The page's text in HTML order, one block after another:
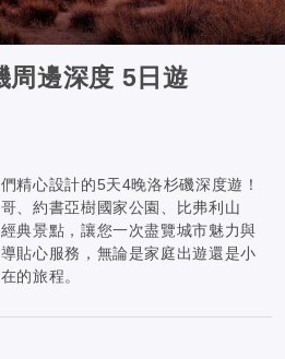
周邊深度 5日遊
精心設計的5天4晚洛杉磯深度遊！
、約書亞樹國家公園、比弗利山
典景點，讓您一次盡覽城市魅力與
貼心服務，無論是家庭出遊還是小
的旅程。